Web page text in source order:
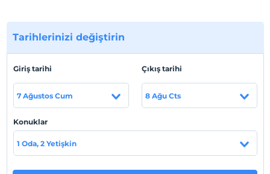
Tesisin toplam 27 odası bulunuyor. Tesisin tüm
odalarında; kablosuz internet, banyo, saç kurutma
havuz gibi misafirlerin keyifli zaman geçirebilecekleri
olanaklar yer alıyor.
Tesis lokasyon bilgileri
El Paso Hotel, Antalya Havaalanı?na 64 km, Side
Otogarı?'na ise 1 km uzaklıkta konumlanıyor.Side'de yer
alan El Paso Hotel, Antalya'nın pek çok noktasına
rahatlıkla ulaşım sağlayabileceğiniz bir noktada yer
Tarihlerinizi değiştirin
Giriş tarihi
7 Ağustos Cum
Çıkış tarihi
8 Ağu Cts
Konuklar
1 Oda, 2 Yetişkin